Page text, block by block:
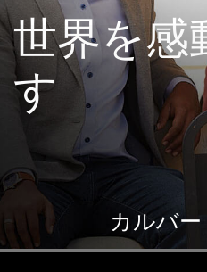
世界を感
す
カルバ